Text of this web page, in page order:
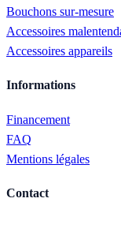
Bouchons sur-mesure
Accessoires
Accessoires appareils
Informations
Financement
FAQ
Mentions légales
Contact